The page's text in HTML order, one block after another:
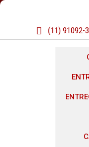
(11) 91092-